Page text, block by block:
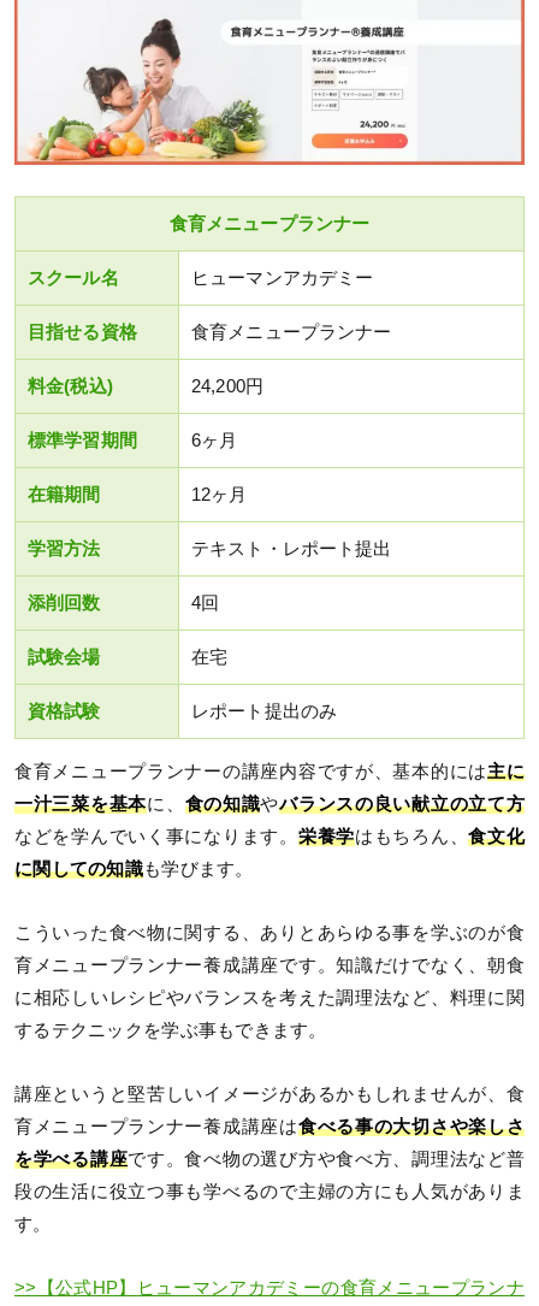
食育メニュープランナー
スクール名 ヒューマンアカデミー
目指せる資格 食育メニュープランナー
料金(税込) 24,200円
標準学習期間 6ヶ月
在籍期間 12ヶ月
学習方法 テキスト・レポート提出
添削回数 4回
試験会場 在宅
資格試験 レポート提出のみ
食育メニュープランナーの講座内容ですが、基本的には主に
一汁三菜を基本に、 食の知識やバランスの良い献立の立て方
などを学んでいく事になります。 栄養学はもちろん、食文化
に関しての知識も学びます。
こういった食べ物に関する、ありとあらゆる事を学ぶのが食
育メニュープランナー養成講座です。知識だけでなく、朝食
に相応しいレシピやバランスを考えた調理法など、料理に関
するテクニックを学ぶ事もできます。
講座というと堅苦しいイメージがあるかもしれませんが、食
育メニュープランナー養成講座は食べる事の大切さや楽しさ
を学べる講座です。食べ物の選び方や食べ方、調理法など普
段の生活に役立つ事も学べるので主婦の方にも人気がありま
す。
>>【公式HP】ヒューマンアカデミーの食育メニュープランナ